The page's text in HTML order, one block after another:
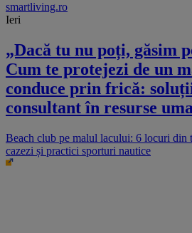
smartliving.ro
Ieri
„Dacă tu nu poți, găsim
Cum te protejezi de un
conduce prin frică:
consultant în resurse
Beach club pe malul lacului: 6 locuri din
cazezi și practici sporturi nautice